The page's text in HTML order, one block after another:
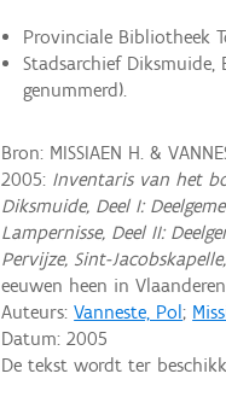
Provinciale Bibliotheek
Stadsarchief Diksmuide,
genummerd).
Bron: MISSIAEN H. &
2005: Inventaris van het
Diksmuide, Deel I:
Lampernisse, Deel II:
Pervijze, Sint-
eeuwen heen in
Auteurs:Vanneste, Pol;
Datum:2005
De tekst wordt ter